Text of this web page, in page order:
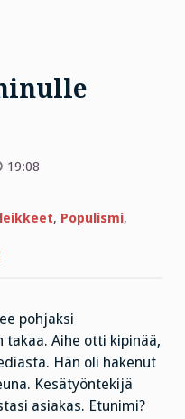
19:08
, Populismi,
pohjaksi
takaa. Aihe otti kipinää,
Hän oli hakenut
Kesätyöntekijä
asiakas. Etunimi?